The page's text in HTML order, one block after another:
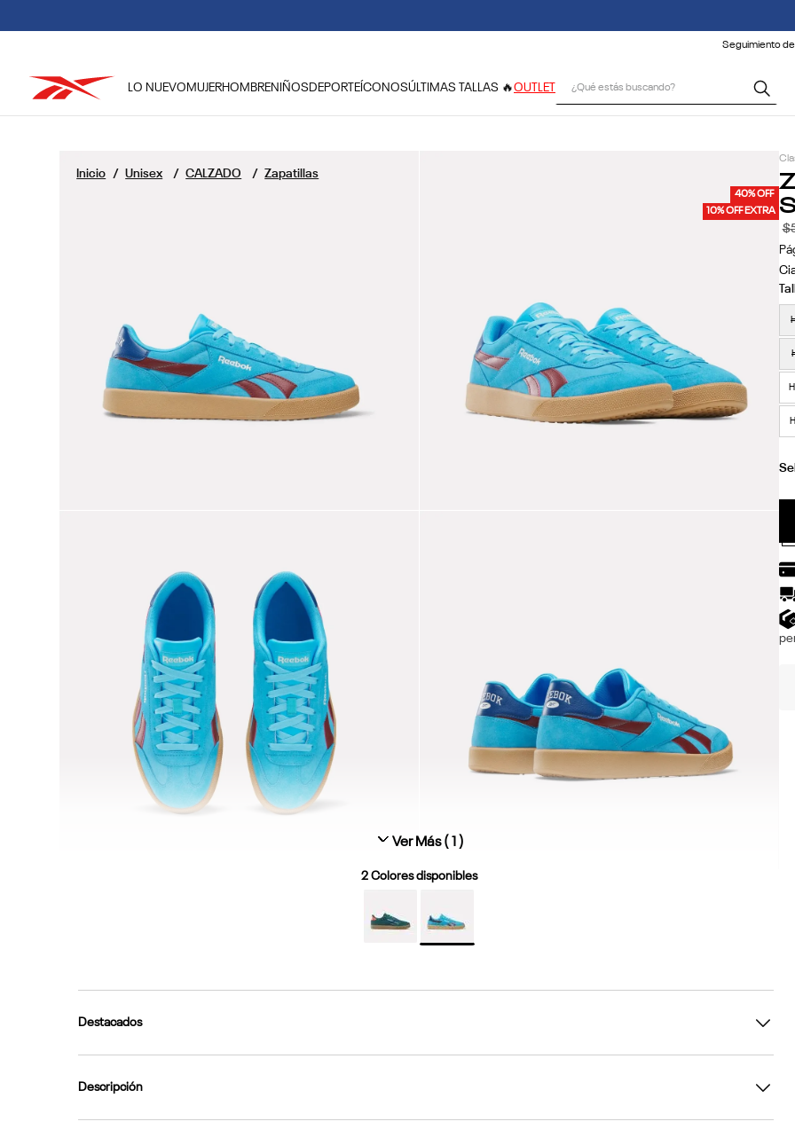
Seguimiento
LO NUEVO MUJERHOMBRENIÑOSDEPORTE ÍCONOSÚLTIMAS TALLAS 🔥OUTLET
40% OFF
10% OFF EXTRA
Unisex CALZADO Zapatillas
Ver Más ( 1)
2Colores disponibles
Destacados
Descripción
$
2.
club c
7.
nano 4
8.
classic
9.
nano 5